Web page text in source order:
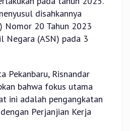
disahkannya
Nomor 20 Tahun 2023
Negara (ASN) pada 3
Pekanbaru, Risnandar
bahwa fokus utama
ini adalah pengangkatan
Perjanjian Kerja